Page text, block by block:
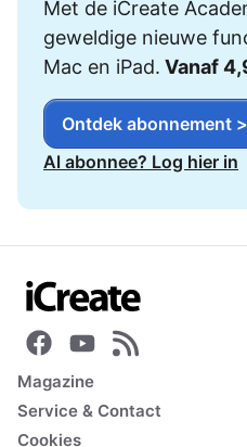
Met de iCreate
geweldige nieuwe
Mac en iPad. Vanaf
Ontdek abonnement >
Al abonnee? Log hier in
Magazine
Service & Contact
Cookies